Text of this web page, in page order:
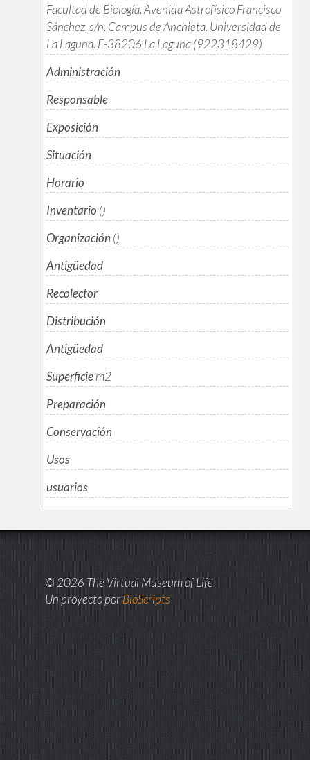
Facultad de Biología. Avenida Astrofísico Francisco
Sánchez, s/n. Campus de Anchieta. Universidad de
La Laguna. E-38206 La Laguna (922318429)
Administración
Responsable
Exposición
Situación
Horario
Inventario ()
Organización ()
Antigüedad
Recolector
Distribución
Antigüedad
Superficiem2
Preparación
Conservación
Usos
usuarios
© 2026 The Virtual Museum of Life
Un proyecto porBioScripts